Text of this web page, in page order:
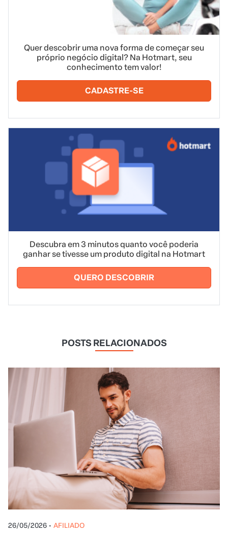
Quer descobrir uma nova forma de começar seu
próprio negócio digital? Na Hotmart, seu
conhecimento tem valor!
CADASTRE-SE
Descubra em 3 minutos quanto você poderia
ganhar se tivesse um produto digital na Hotmart
QUERO DESCOBRIR
POSTS RELACIONADOS
26/05/2026 • AFILIADO